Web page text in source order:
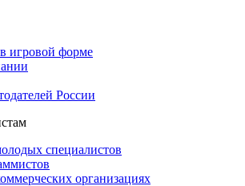
игровой форме
России
специалистов
организациях